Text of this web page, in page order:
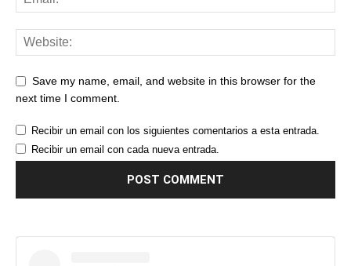
Save my name, email, and website in this browser for the
next time I comment.
Recibir un email con los siguientes comentarios a esta entrada.
Recibir un email con cada nueva entrada.